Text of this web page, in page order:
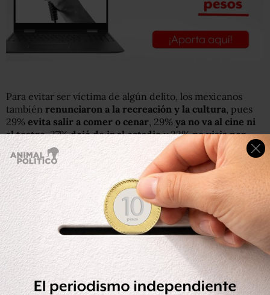
Para evitar ser víctima de algún delito, los mexicanos
también renunciaron a la recreación y la cultura , pues
29% evita salir a comer o cenar , 29% ya no va al cine ni
al teatro, 27%dejó de ir al estadioy 22%no viaja por
carretera a otro estado o municipio.
Este tipo de decisiones puede explicarse con otro
indicador referente a la poca confianza que los
mexicanos tienen hacia los servidores públicos. Entre
septiembre de 2013 y diciembre de 2014 la percepción
sobre la “poca o nada” efectividad de la policía fue en
aumento al pasar de 66 hasta 70%.